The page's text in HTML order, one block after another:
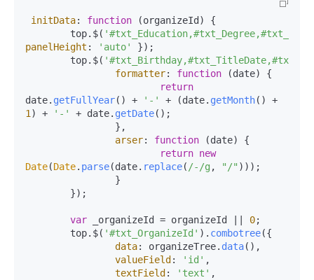
initData: function (organizeId ) {
	top.$(
panelHeight : 'auto'
});
	top.$(
formatter: function (date) {
return
date. getFullYear() + '-' + (date. getMonth
1) + '-' + date. getDate();
arser: function (date) {
return new
Date(Date. parse(date. replace(/-/g , "/" )));
var _organizeId = organizeId || 0;
	top.$(
'#txt_OrganizeId' ). combotree({
data: organizeTree. data(),
valueField : 'id' ,
textField : 'text' ,